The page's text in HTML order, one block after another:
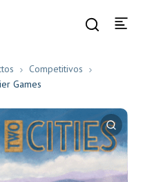
Competitivos
Games